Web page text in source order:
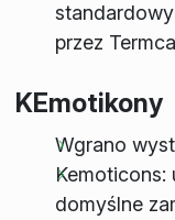
przez
KEmotikony
Wgrano
domyślne